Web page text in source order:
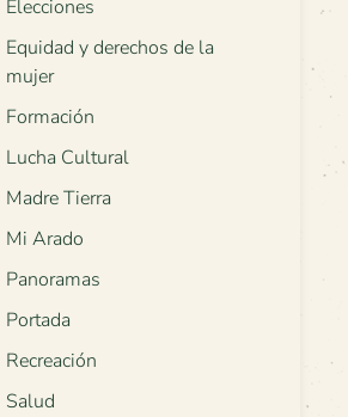
Elecciones
Equidad y derechos de la
mujer
Formación
Lucha Cultural
Madre Tierra
Mi Arado
Panoramas
Portada
Recreación
Salud